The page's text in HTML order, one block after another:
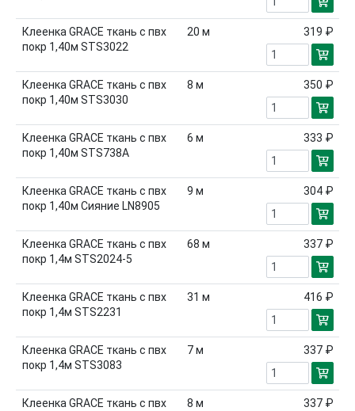
Клеенка GRACE ткань с пвх
покр 1,40м STS3022
20 м 319 ₽
Клеенка GRACE ткань с пвх
покр 1,40м STS3030
8 м 350 ₽
Клеенка GRACE ткань с пвх
покр 1,40м STS738A
6 м 333 ₽
Клеенка GRACE ткань с пвх
покр 1,40м Сияние LN8905
9 м 304 ₽
Клеенка GRACE ткань с пвх
покр 1,4м STS2024-5
68 м 337 ₽
Клеенка GRACE ткань с пвх
покр 1,4м STS2231
31 м 416 ₽
Клеенка GRACE ткань с пвх
покр 1,4м STS3083
7м 337 ₽
Клеенка GRACE ткань с пвх
8 м 337 ₽